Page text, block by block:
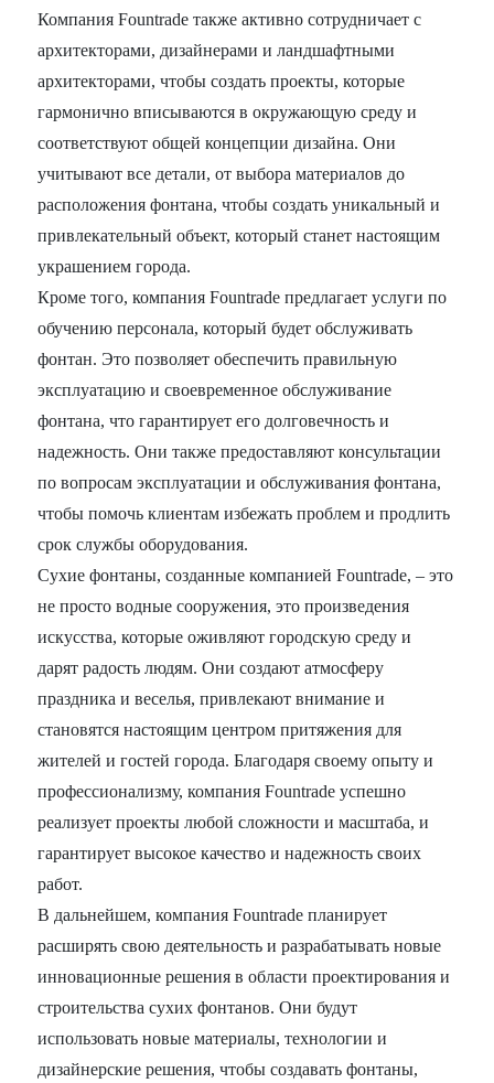
Компания Fountrade также активно сотрудничает с
архитекторами, дизайнерами и ландшафтными
архитекторами, чтобы создать проекты, которые
гармонично вписываются в окружающую среду и
соответствуют общей концепции дизайна. Они
учитывают все детали, от выбора материалов до
расположения фонтана, чтобы создать уникальный и
привлекательный объект, который станет настоящим
украшением города.
Кроме того, компания Fountrade предлагает услуги по
обучению персонала, который будет обслуживать
фонтан. Это позволяет обеспечить правильную
эксплуатацию и своевременное обслуживание
фонтана, что гарантирует его долговечность и
надежность. Они также предоставляют консультации
по вопросам эксплуатации и обслуживания фонтана,
чтобы помочь клиентам избежать проблем и продлить
срок службы оборудования.
Сухие фонтаны, созданные компанией Fountrade, – это
не просто водные сооружения, это произведения
искусства, которые оживляют городскую среду и
дарят радость людям. Они создают атмосферу
праздника и веселья, привлекают внимание и
становятся настоящим центром притяжения для
жителей и гостей города. Благодаря своему опыту и
профессионализму, компания Fountrade успешно
реализует проекты любой сложности и масштаба, и
гарантирует высокое качество и надежность своих
работ.
В дальнейшем, компания Fountrade планирует
расширять свою деятельность и разрабатывать новые
инновационные решения в области проектирования и
строительства сухих фонтанов. Они будут
использовать новые материалы, технологии и
дизайнерские решения, чтобы создавать фонтаны,